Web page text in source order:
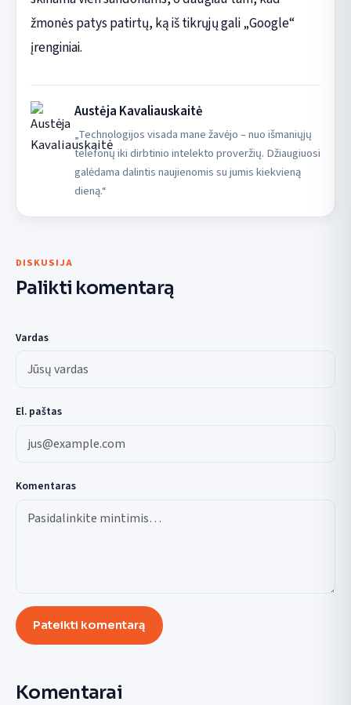
žmonės patys patirtų, ką iš tikrųjų gali „Google“
įrenginiai.
Austėja Kavaliauskaitė
„Technologijos visada mane žavėjo – nuo išmaniųjų
telefonų iki dirbtinio intelekto proveržių. Džiaugiuosi
galėdama dalintis naujienomis su jumis kiekvieną
dieną.“
DISKUSIJA
Palikti komentarą
Vardas
El. paštas
Komentaras
Pateikti komentarą
Komentarai